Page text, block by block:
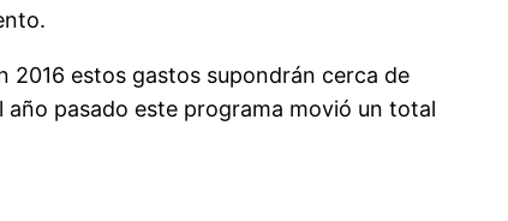
2016 estos gastos supondrán cerca de
pasado este programa movió un total